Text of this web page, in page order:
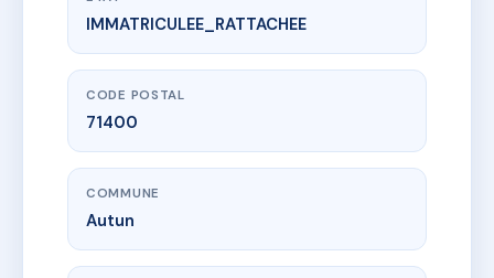
www.vme.plus/AD3678398
PETIT PUITS
5 r des tanneries
IMMATRICULEE_RATTACHEE
CODE POSTAL
71400
COMMUNE
Autun